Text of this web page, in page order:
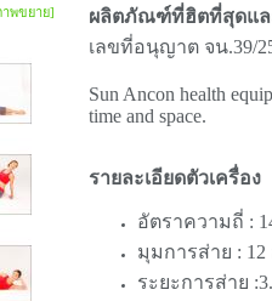
พขยาย]
ผลิตภัณฑ์ที่ฮิตที่สุดแล
เลขที่อนุญาต จน.39/
Sun Ancon health
time and space.
รายละเอียดตัวเครื่อง
อัตราความถี่ :
มุมการส่าย : 12
ระยะการส่าย